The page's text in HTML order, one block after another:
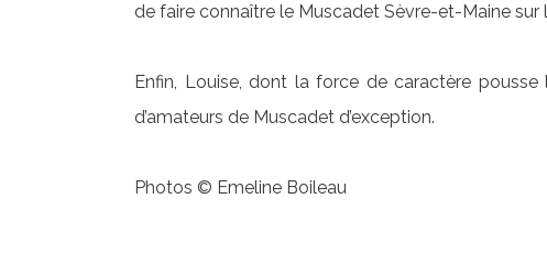
de faire connaître le Muscadet Sèvre-et-Maine
Enfin, Louise, dont la force de caractère
d’amateurs de Muscadet d’exception.
Photos © Emeline Boileau